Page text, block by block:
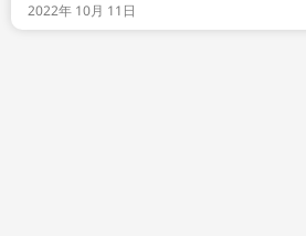
2022年 10月 11日